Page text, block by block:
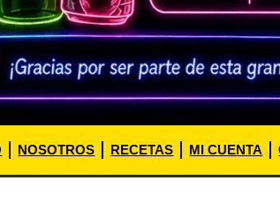
NOSOTROS RECETAS MI CUENTA